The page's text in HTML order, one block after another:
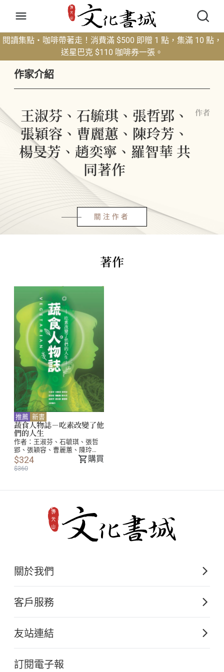
閱讀集點・咖啡帶著走！消費滿 $500 即贈 1 點，集滿 10 點，
送星巴克 $110 咖啡券一張。
作家介紹
王淑芬、石毓琪、張哲郢、
張穎容、曹麗蕙、陳玲芳、
楊旻芳、趙奕寧、羅智華 共
同著作
作者
關注作者
著作
推薦 新書
蔬食人物誌－吃素改變了他
們的人生
作者： 王淑芬、石毓琪、張哲
郢、張穎容、曹麗蕙、陳玲
芳、楊旻芳、趙奕寧、羅智華
共同著作
$324
$360
購買
關於我們
佛光山文化出版的起源
關於文化出版
客戶服務
購書須知
大量團購
友站連結
佛光山全球資訊網
訂閱電子報